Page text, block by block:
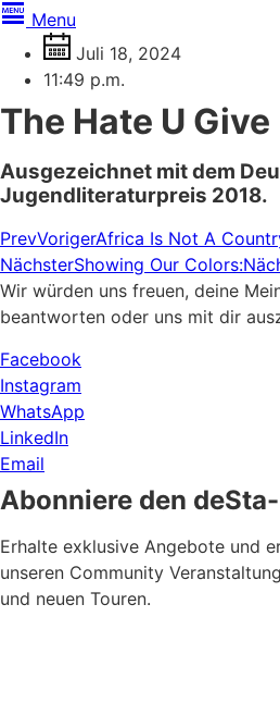
Menu
Juli 18, 2024
11:49 p.m.
The Hate U Give
Ausgezeichnet mit dem
Jugendliteraturpreis 2018.
PrevVorigerAfrica Is Not A
NächsterShowing Our Colors:
Wir würden uns freuen, deine
beantworten oder uns mit dir
Facebook
Instagram
WhatsApp
LinkedIn
Email
Abonniere den
Erhalte exklusive Angebote und
unseren Community
und neuen Touren.